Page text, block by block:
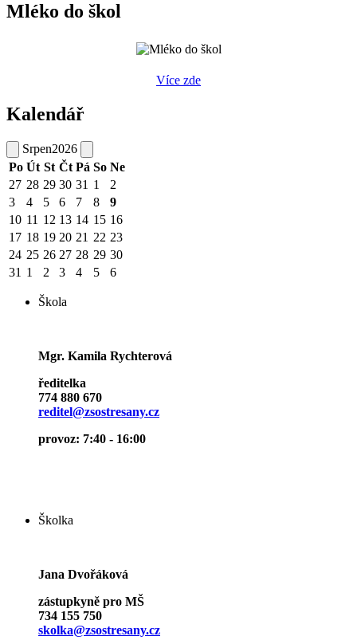
Mléko do škol
Více zde
Kalendář
Srpen2026
Po Út St Čt Pá So Ne
27 28 29 30 31 1
2
3
4 5 6 7 8
9
10 11 12 13 14 15 16
17 18 19 20 21 22 23
24 25 26 27 28 29 30
31 1 2 3 4 5 6
Škola
Mgr. Kamila Rychterová
ředitelka
774 880 670
reditel@zsostresany.cz
provoz: 7:40 - 16:00
Školka
Jana Dvořáková
zástupkyně pro MŠ
734 155 750
skolka@zsostresany.cz